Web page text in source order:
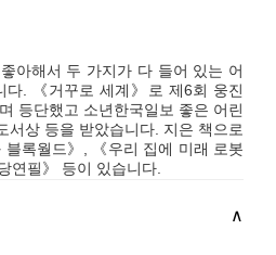
아해서 두 가지가 다 들어 있는 어
다. 《거꾸로 세계》로 제6회 웅진
등단했고 소년한국일보 좋은 어린
서상 등을 받았습니다. 지은 책으로
블록월드》, 《우리 집에 미래 로봇
연필》 등이 있습니다.